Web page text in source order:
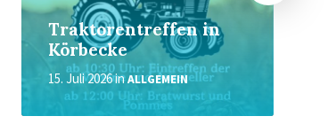
Traktorentreffen in
Körbecke
15. Juli 2026inALLGEMEIN